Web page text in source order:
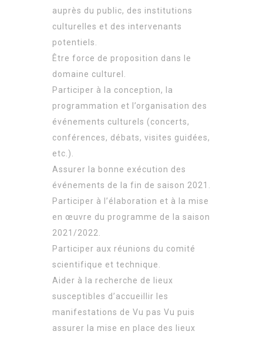
auprès du public, des institutions
culturelles et des intervenants
potentiels.
Être force de proposition dans le
domaine culturel.
Participer à la conception, la
programmation et l’organisation des
événements culturels (concerts,
conférences, débats, visites guidées,
etc.).
Assurer la bonne exécution des
événements de la fin de saison 2021.
Participer à l’élaboration et à la mise
en œuvre du programme de la saison
2021/2022.
Participer aux réunions du comité
scientifique et technique.
Aider à la recherche de lieux
susceptibles d’accueillir les
manifestations de Vu pas Vu puis
assurer la mise en place des lieux